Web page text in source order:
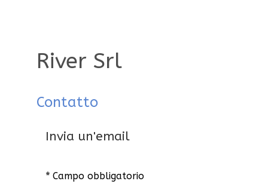
River Srl
Contatto
Invia un'email
* Campo obbligatorio